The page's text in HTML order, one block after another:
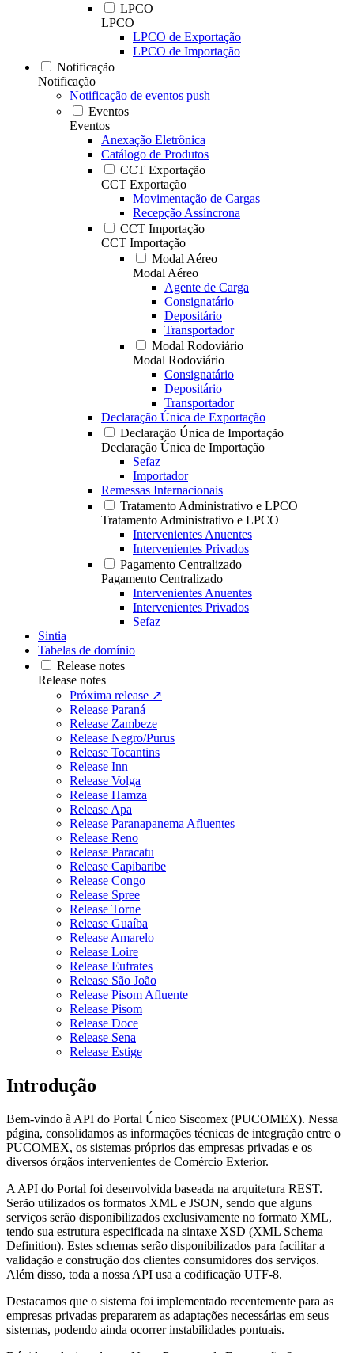
LPCO
LPCO
LPCO de Exportação
LPCO de Importação
Notificação
Notificação
Notificação de eventos push
Eventos
Eventos
Anexação Eletrônica
Catálogo de Produtos
CCT Exportação
CCT Exportação
Movimentação de Cargas
Recepção Assíncrona
CCT Importação
CCT Importação
Modal Aéreo
Modal Aéreo
Agente de Carga
Consignatário
Depositário
Transportador
Modal Rodoviário
Modal Rodoviário
Consignatário
Depositário
Transportador
Declaração Única de Exportação
Declaração Única de Importação
Declaração Única de Importação
Sefaz
Importador
Remessas Internacionais
Tratamento Administrativo e LPCO
Tratamento Administrativo e LPCO
Intervenientes Anuentes
Intervenientes Privados
Pagamento Centralizado
Pagamento Centralizado
Intervenientes Anuentes
Intervenientes Privados
Sefaz
Sintia
Tabelas de domínio
Release notes
Release notes
Próxima release ↗
Release Paraná
Release Zambeze
Release Negro/Purus
Release Tocantins
Release Inn
Release Volga
Release Hamza
Release Apa
Release Paranapanema Afluentes
Release Reno
Release Paracatu
Release Capibaribe
Release Congo
Release Spree
Release Torne
Release Guaíba
Release Amarelo
Release Loire
Release Eufrates
Release São João
Release Pisom Afluente
Release Pisom
Release Doce
Release Sena
Release Estige
Introdução
Bem-vindo à API do Portal Único Siscomex (PUCOMEX). Nessa
página, consolidamos as informações técnicas de integração entre o
PUCOMEX, os sistemas próprios das empresas privadas e os
diversos órgãos intervenientes de Comércio Exterior.
A API do Portal foi desenvolvida baseada na arquitetura REST.
Serão utilizados os formatos XML e JSON, sendo que alguns
serviços serão disponibilizados exclusivamente no formato XML,
tendo sua estrutura especificada na sintaxe XSD (XML Schema
Definition). Estes schemas serão disponibilizados para facilitar a
validação e construção dos clientes consumidores dos serviços.
Além disso, toda a nossa API usa a codificação UTF-8.
Destacamos que o sistema foi implementado recentemente para as
empresas privadas prepararem as adaptações necessárias em seus
sistemas, podendo ainda ocorrer instabilidades pontuais.